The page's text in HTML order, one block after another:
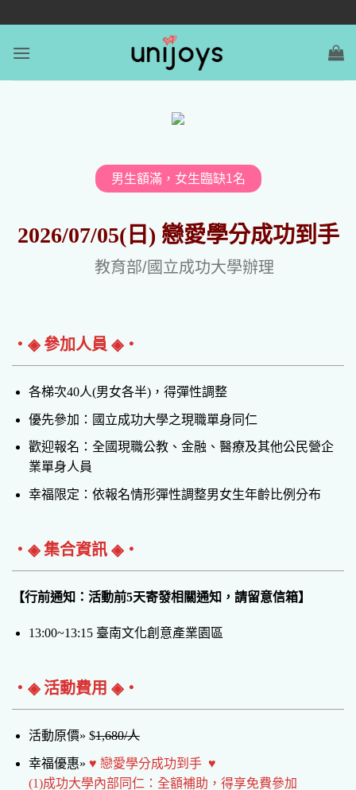
男生額滿，女生臨缺1名
2026/07/05(日) 戀愛學分成功到手
教育部/國立成功大學辦理
‧◈ 參加人員 ◈‧
各梯次40人(男女各半)，得彈性調整
優先參加：國立成功大學之現職單身同仁
歡迎報名：全國現職公教、金融、醫療及其他公民營企
業單身人員
幸福限定：依報名情形彈性調整男女生年齡比例分布
‧◈ 集合資訊 ◈‧
【行前通知：活動前5天寄發相關通知，請留意信箱】
13:00~13:15 臺南文化創意產業園區
‧◈ 活動費用 ◈‧
活動原價» $1,680/人
幸福優惠» ♥ 戀愛學分成功到手 ♥
(1)成功大學內部同仁：全額補助，得享免費參加